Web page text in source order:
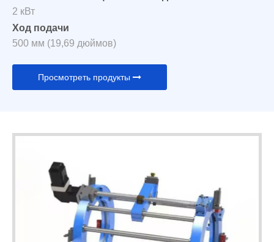
2 кВт
Ход подачи
500 мм (19,69 дюймов)
Просмотреть продукты